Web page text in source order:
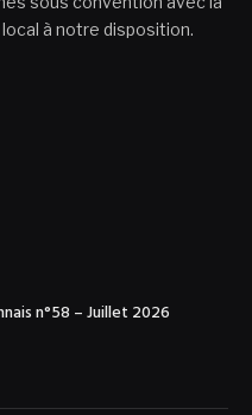
à notre disposition.
n°58 – Juillet 2026